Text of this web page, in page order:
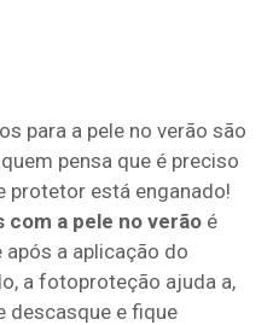
para a pele no verão são
pensa que é preciso
protetor está enganado!
com a pele no verão é
a aplicação do
a fotoproteção ajuda a,
descasque e fique